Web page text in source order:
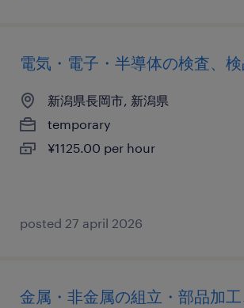
電気・電子・半導体の検査、
新潟県長岡市, 新潟県
temporary
¥1125.00 per hour
posted 27 april 2026
金属・非金属の組立・部品加